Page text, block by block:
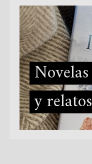
Novelas
y relatos